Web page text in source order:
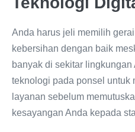
Anda harus jeli memilih
kebersihan dengan baik
banyak di sekitar
teknologi pada ponsel untuk
layanan sebelum
kesayangan Anda kepada